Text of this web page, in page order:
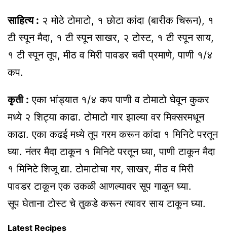
साहित्य : २ मोठे टोमाटो, १ छोटा कांदा (बारीक चिरून), १
टी स्पून मैदा, १ टी स्पून साखर, २ टोस्ट, १ टी स्पून साय,
१ टी स्पून तूप, मीठ व मिरी पावडर चवी प्रमाणे, पाणी १/४
कप.
कृती : एका भांड्यात १/४ कप पाणी व टोमाटो घेवून कुकर
मध्ये २ शिट्या काढा. टोमाटो गार झाल्या वर मिक्सरमधून
काढा. एका कढई मध्ये तूप गरम करून कांदा १ मिनिटे परतून
घ्या. नंतर मैदा टाकून १ मिनिटे परतून घ्या, पाणी टाकून मैदा
१ मिनिटे शिजू द्या. टोमाटोचा गर, साखर, मीठ व मिरी
पावडर टाकून एक उकळी आणल्यावर सूप गाळून घ्या.
सूप घेताना टोस्ट चे तुकडे करून त्यावर साय टाकून घ्या.
Latest Recipes